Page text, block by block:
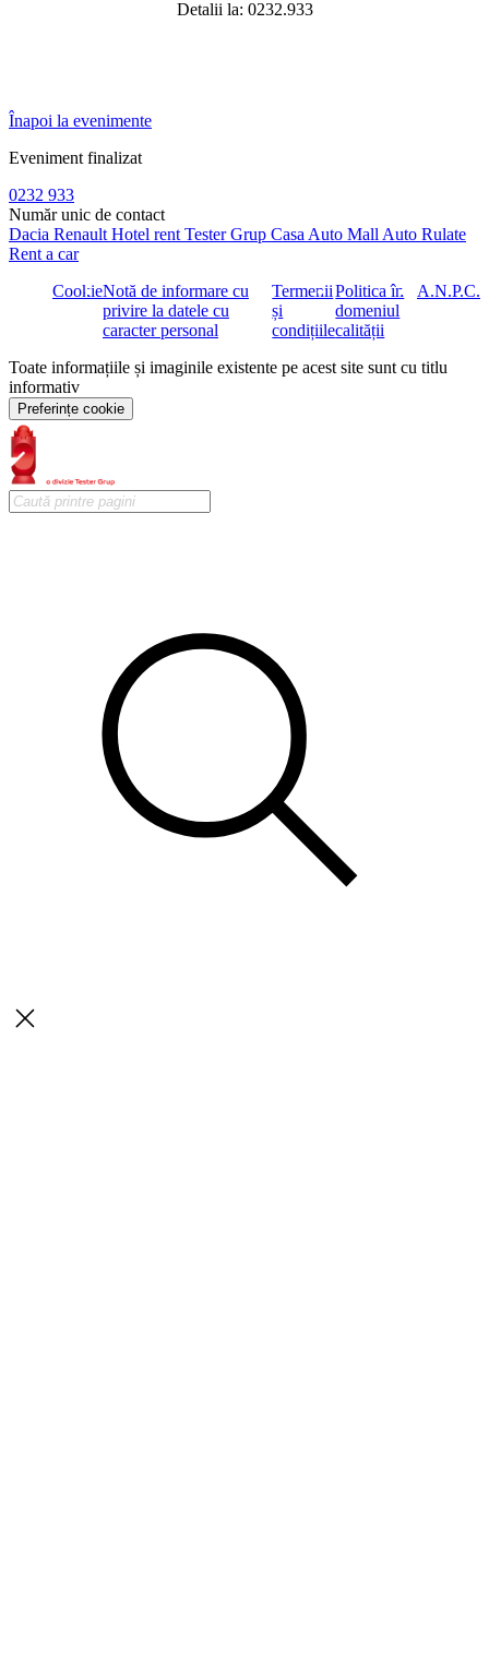
Detalii la: 0232.933
Înapoi la evenimente
Eveniment finalizat
0232 933
Număr unic de contact
Dacia Renault Hotel rent Tester Grup Casa Auto Mall Auto Rulate
Rent a car
CookieNotă de informare cu
privire la datele cu
caracter personal
Termenii
și
condițiile
Politica în
domeniul
calității
A.N.P.C.
Toate informațiile și imaginile existente pe acest site sunt cu titlu
informativ
Preferințe cookie